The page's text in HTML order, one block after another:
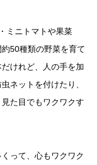
ミニトマトや果菜
50種類の野菜を育て
けれど、人の手を加
ネットを付けたり、
た目でもワクワクす